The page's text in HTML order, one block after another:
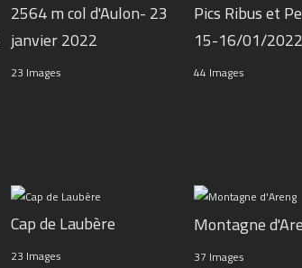
2564 m col d'Aulon- 23
janvier 2022
23 Images
Pics Ribus et
15-16/01/2022
44 Images
Cap de Laubère
23 Images
Montagne
37 Images